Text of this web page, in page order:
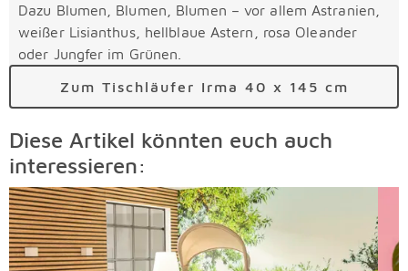
Dazu Blumen, Blumen, Blumen – vor allem Astranien,
weißer Lisianthus, hellblaue Astern, rosa Oleander
oder Jungfer im Grünen.
Zum Tischläufer Irma 40 x 145 cm
Diese Artikel könnten euch auch
interessieren:
Überspringen